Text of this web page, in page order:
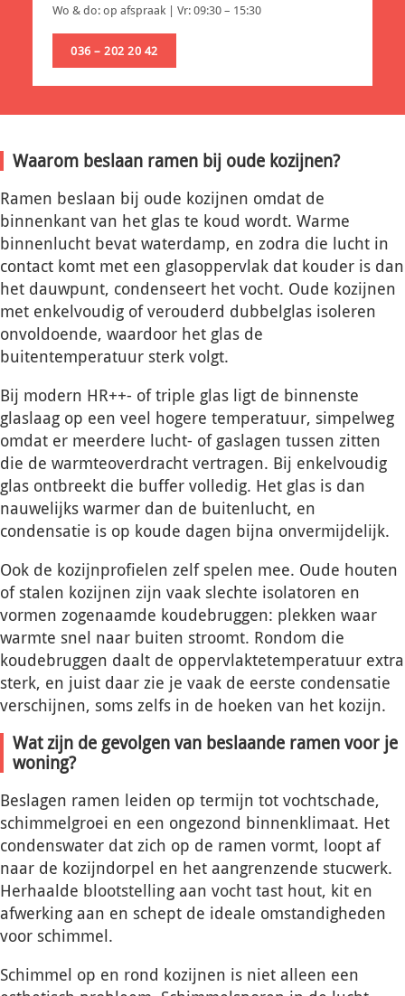
Wo & do: op afspraak | Vr: 09:30 – 15:30
036 – 202 20 42
Waarom beslaan ramen bij oude kozijnen?
Ramen beslaan bij oude kozijnen omdat de
binnenkant van het glas te koud wordt. Warme
binnenlucht bevat waterdamp, en zodra die lucht in
contact komt met een glasoppervlak dat kouder is dan
het dauwpunt, condenseert het vocht. Oude kozijnen
met enkelvoudig of verouderd dubbelglas isoleren
onvoldoende, waardoor het glas de
buitentemperatuur sterk volgt.
Bij modern HR++- of triple glas ligt de binnenste
glaslaag op een veel hogere temperatuur, simpelweg
omdat er meerdere lucht- of gaslagen tussen zitten
die de warmteoverdracht vertragen. Bij enkelvoudig
glas ontbreekt die buffer volledig. Het glas is dan
nauwelijks warmer dan de buitenlucht, en
condensatie is op koude dagen bijna onvermijdelijk.
Ook de kozijnprofielen zelf spelen mee. Oude houten
of stalen kozijnen zijn vaak slechte isolatoren en
vormen zogenaamde koudebruggen: plekken waar
warmte snel naar buiten stroomt. Rondom die
koudebruggen daalt de oppervlaktetemperatuur extra
sterk, en juist daar zie je vaak de eerste condensatie
verschijnen, soms zelfs in de hoeken van het kozijn.
Wat zijn de gevolgen van beslaande ramen voor je
woning?
Beslagen ramen leiden op termijn tot vochtschade,
schimmelgroei en een ongezond binnenklimaat. Het
condenswater dat zich op de ramen vormt, loopt af
naar de kozijndorpel en het aangrenzende stucwerk.
Herhaalde blootstelling aan vocht tast hout, kit en
afwerking aan en schept de ideale omstandigheden
voor schimmel.
Schimmel op en rond kozijnen is niet alleen een